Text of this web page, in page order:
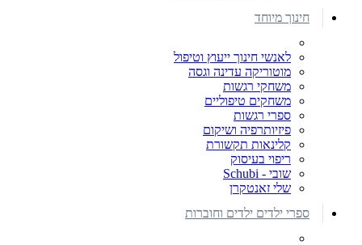
חינוך מיוחד
לאנשי חינוך ייעוץ וטיפול
מוטוריקה עדינה וגסה
משחקי רגשות
משחקים טיפוליים
ספרי רגשות
פיזיותרפיה ושיקום
קלינאות תקשורת
ריפוי בעיסוק
שובי - Schubi
שלי זאנטקרן
ספרי ילדים ילדים וחוברות